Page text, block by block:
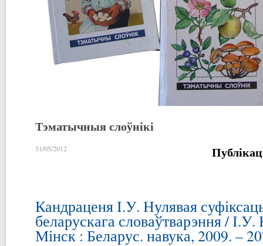
Тэматычныя слоўнікі
31/05/2012
Кандраценя І.У. Нулявая
беларускага словаўтварэння /
Мінск : Беларус. навука, 2009. –